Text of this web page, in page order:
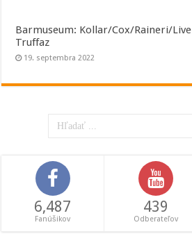
Barmuseum: Kollar/Cox/Raineri/
Truffaz
19. septembra 2022
6,487
Fanúšikov
439
Odberateľov